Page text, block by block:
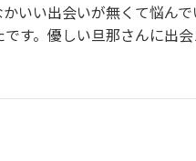
いい出会いが無くて悩ん
す。優しい旦那さんに出